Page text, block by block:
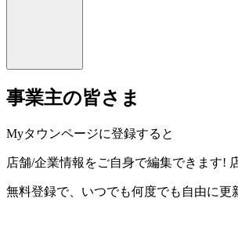
事業主の皆さま
Myタウンページに登録すると
店舗/企業情報をご自身で編集できます!
無料登録で、いつでも何度でも自由に更